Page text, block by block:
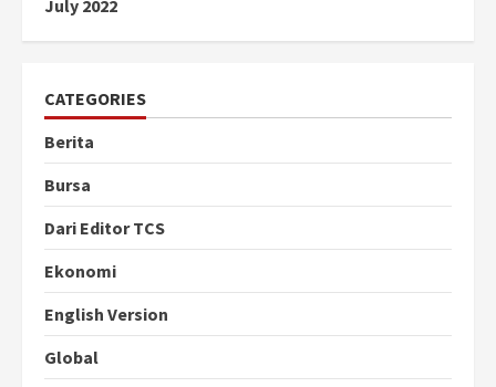
July 2022
CATEGORIES
Berita
Bursa
Dari Editor TCS
Ekonomi
English Version
Global